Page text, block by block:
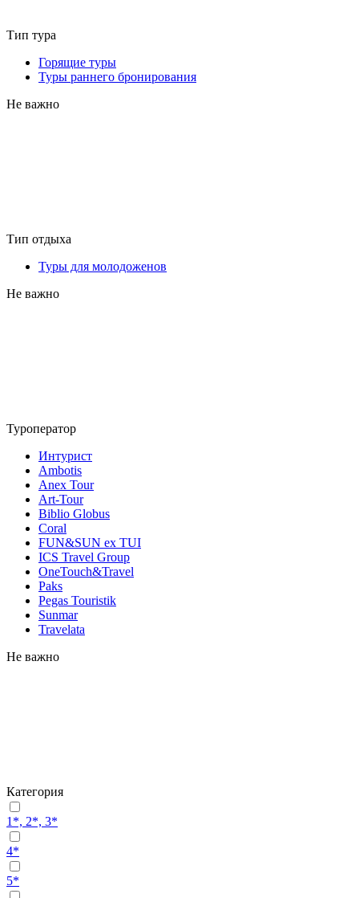
Тип тура
Горящие туры
Туры раннего бронирования
Не важно
Тип отдыха
Туры для молодоженов
Не важно
Туроператор
Интурист
Ambotis
Anex Tour
Art-Tour
Biblio Globus
Coral
FUN&SUN ex TUI
ICS Travel Group
OneTouch&Travel
Paks
Pegas Touristik
Sunmar
Travelata
Не важно
Категория
1*, 2*, 3*
4*
5*